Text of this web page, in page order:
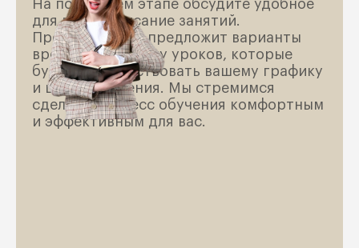
На последнем этапе обсудите удобное
для вас расписание занятий.
Преподаватель предложит варианты
времени и частоту уроков, которые
будут соответствовать вашему графику
и целям обучения. Мы стремимся
сделать процесс обучения комфортным
и эффективным для вас.